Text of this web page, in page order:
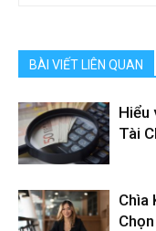
BÀI VIẾT LIÊN QUAN
Hiểu
Tài
Chìa